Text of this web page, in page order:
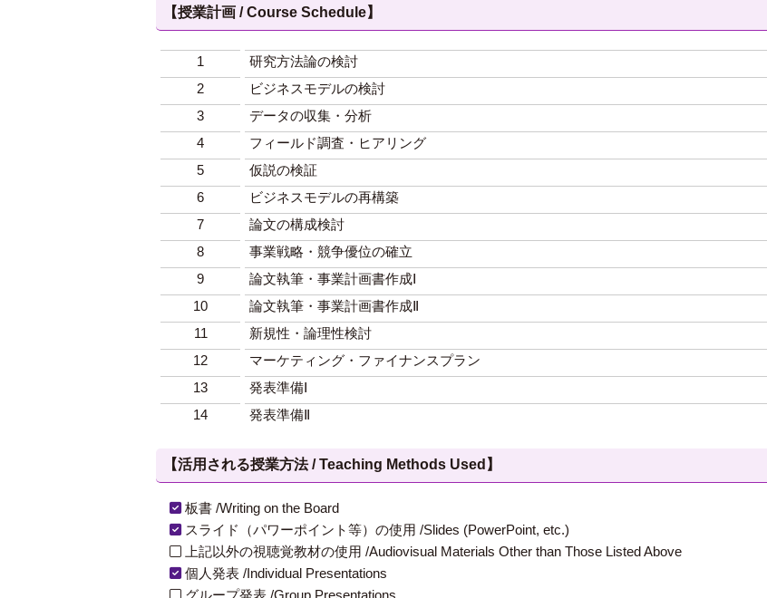
【授業計画 / Course Schedule】
1
研究方法論の検討
2
ビジネスモデルの検討
3
データの収集・分析
4
フィールド調査・ヒアリング
5
仮説の検証
6
ビジネスモデルの再構築
7
論文の構成検討
8
事業戦略・競争優位の確立
9
論文執筆・事業計画書作成Ⅰ
10
論文執筆・事業計画書作成Ⅱ
11
新規性・論理性検討
12
マーケティング・ファイナンスプラン
13
発表準備Ⅰ
14
発表準備Ⅱ
【活用される授業方法 / Teaching Methods Used】
板書 /Writing on the Board
スライド（パワーポイント等）の使用 /Slides (PowerPoint, etc.)
上記以外の視聴覚教材の使用 /Audiovisual Materials Other than Those Listed Above
個人発表 /Individual Presentations
グループ発表 /Group Presentations